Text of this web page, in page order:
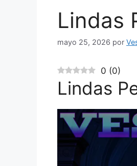
Lindas
mayo 25, 2026 por
0 (0)
Lindas